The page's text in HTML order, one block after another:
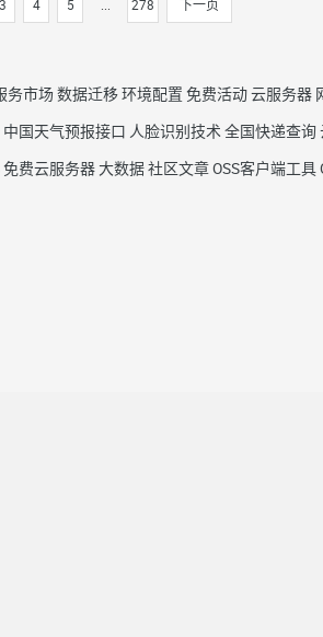
3 4 5 ... 278 下一页
务市场数据迁移环境配置 免费活动云服务器
中国天气预报接口 人脸识别技术 全国快递查询
免费云服务器大数据社区文章OSS客户端工具